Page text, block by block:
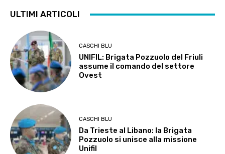
ULTIMI ARTICOLI
CASCHI BLU
UNIFIL: Brigata Pozzuolo del Friuli
assume il comando del settore
Ovest
CASCHI BLU
Da Trieste al Libano: la Brigata
Pozzuolo si unisce alla missione
Unifil